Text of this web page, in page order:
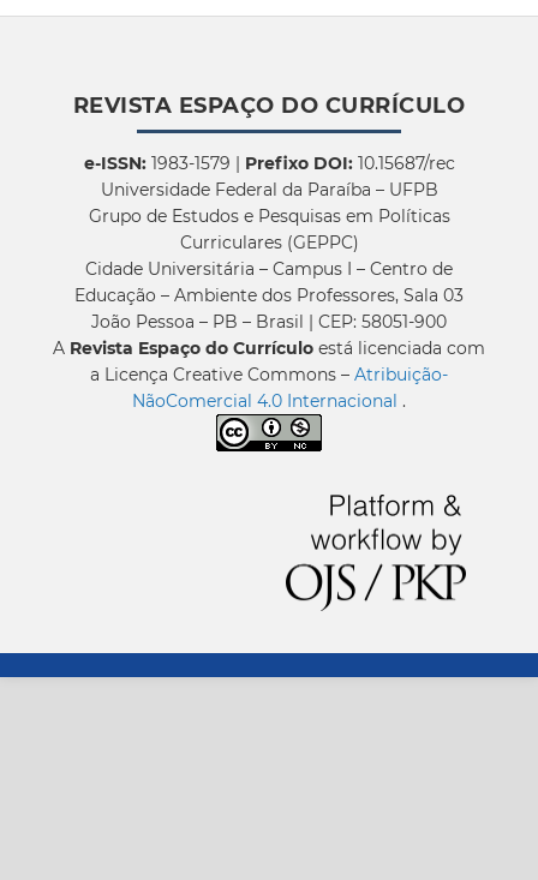
REVISTA ESPAÇO DO CURRÍCULO
e-ISSN:1983-1579 | Prefixo DOI:10.15687/rec
Universidade Federal da Paraíba – UFPB
Grupo de Estudos e Pesquisas em Políticas
Curriculares (GEPPC)
Cidade Universitária – Campus I – Centro de
Educação – Ambiente dos Professores, Sala 03
João Pessoa – PB – Brasil | CEP: 58051-900
A Revista Espaço do Currículo está licenciada com
a Licença Creative Commons – Atribuição-
NãoComercial 4.0 Internacional .